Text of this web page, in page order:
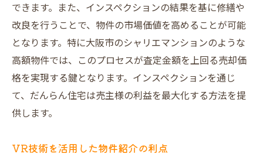
できます。また、インスペクションの結果を基に修繕や
改良を行うことで、物件の市場価値を高めることが可能
となります。特に大阪市のシャリエマンションのような
高額物件では、このプロセスが査定金額を上回る売却価
格を実現する鍵となります。インスペクションを通じ
て、だんらん住宅は売主様の利益を最大化する方法を提
供します。
VR技術を活用した物件紹介の利点